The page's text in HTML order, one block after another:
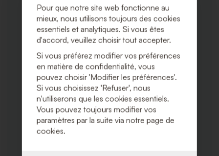
Pour que notre site web fonctionne au
mieux, nous utilisons toujours des cookies
essentiels et analytiques. Si vous êtes
d'accord, veuillez choisir tout accepter.
Si vous préférez modifier vos préférences
en matière de confidentialité, vous
pouvez choisir 'Modifier les préférences'.
Si vous choisissez 'Refuser', nous
n'utiliserons que les cookies essentiels.
Vous pouvez toujours modifier vos
paramètres par la suite via notre page de
cookies.